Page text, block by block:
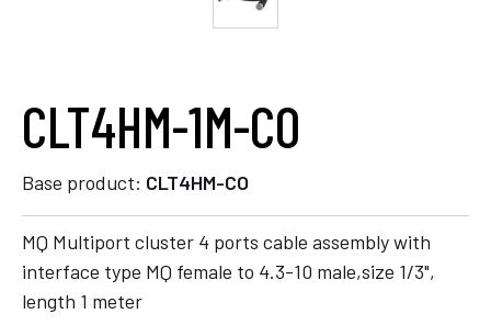
CLT4HM-1M-CO
Base product: CLT4HM-CO
MQ Multiport cluster 4 ports cable assembly with
interface type MQ female to 4.3-10 male,size 1/3",
length 1 meter